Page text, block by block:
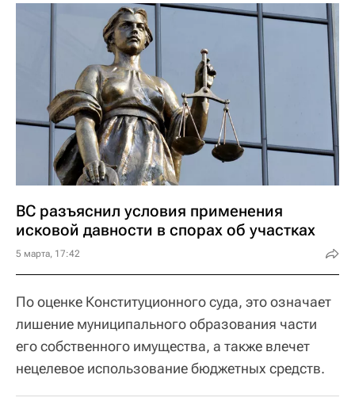
ВС разъяснил условия применения
исковой давности в спорах об участках
5 марта, 17:42
По оценке Конституционного суда, это означает
лишение муниципального образования части
его собственного имущества, а также влечет
нецелевое использование бюджетных средств.